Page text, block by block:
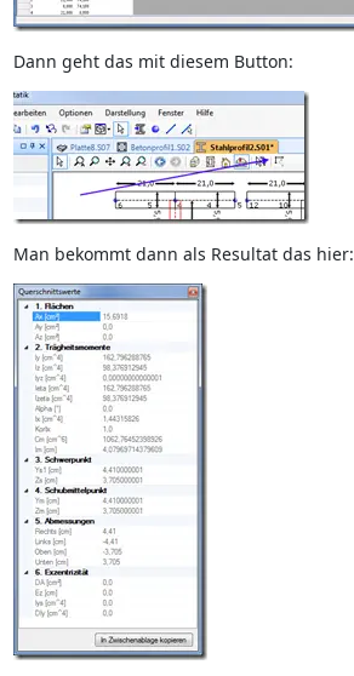
Dann geht das mit diesem Button:
Man bekommt dann als Resultat das hier: